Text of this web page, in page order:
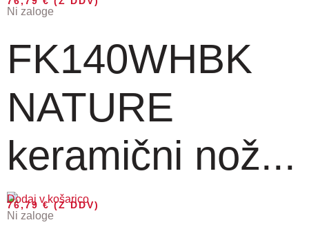
Ni zaloge
FK140WHBK
NATURE
keramični nož...
76,79€(Z DDV)
Dodaj v košarico
Ni zaloge